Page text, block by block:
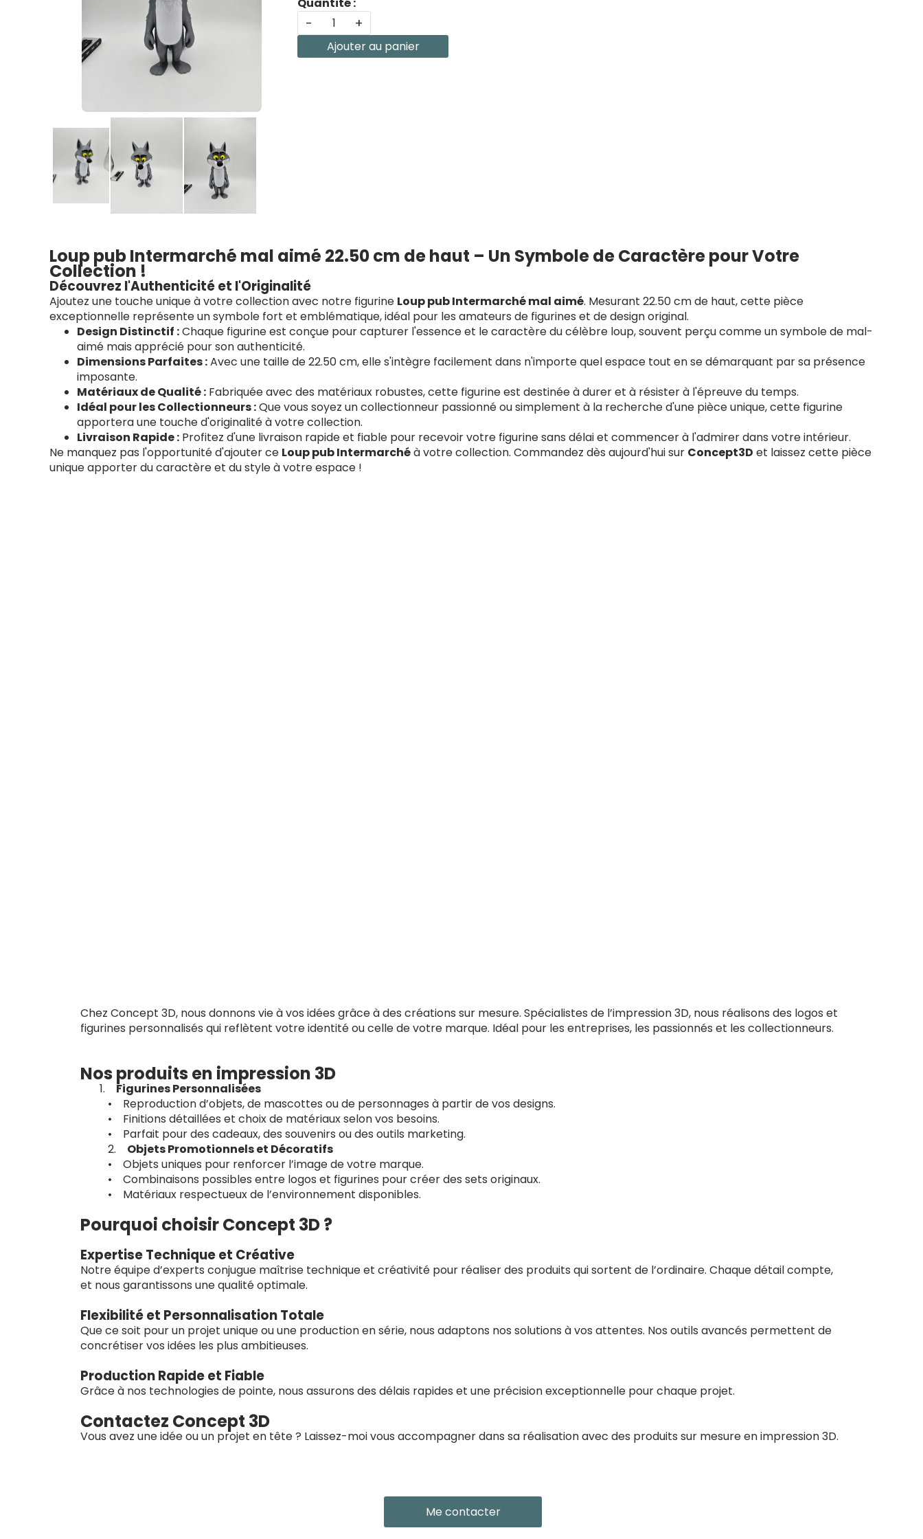
- +
Ajouter au panier
Loup pub Intermarché mal aimé 22.50 cm de haut – Un Symbole de Caractère pour Votre
Collection !
Découvrez l'Authenticité et l'Originalité
Ajoutez une touche unique à votre collection avec notre figurine Loup pub Intermarché mal aimé. Mesurant 22.50 cm de haut, cette pièce
exceptionnelle représente un symbole fort et emblématique, idéal pour les amateurs de figurines et de design original.
Design Distinctif :Chaque figurine est conçue pour capturer l'essence et le caractère du célèbre loup, souvent perçu comme un symbole de mal-
aimé mais apprécié pour son authenticité.
Dimensions Parfaites :Avec une taille de 22.50 cm, elle s'intègre facilement dans n'importe quel espace tout en se démarquant par sa présence
imposante.
Matériaux de Qualité : Fabriquée avec des matériaux robustes, cette figurine est destinée à durer et à résister à l'épreuve du temps.
Idéal pour les Collectionneurs :Que vous soyez un collectionneur passionné ou simplement à la recherche d'une pièce unique, cette figurine
apportera une touche d'originalité à votre collection.
Livraison Rapide : Profitez d'une livraison rapide et fiable pour recevoir votre figurine sans délai et commencer à l'admirer dans votre intérieur.
Ne manquez pas l'opportunité d'ajouter ce Loup pub Intermarchéà votre collection. Commandez dès aujourd'hui sur Concept3D et laissez cette pièce
unique apporter du caractère et du style à votre espace !
Chez Concept 3D, nous donnons vie à vos idées grâce à des créations sur mesure. Spécialistes de l’impression 3D, nous réalisons des logos et
figurines personnalisés qui reflètent votre identité ou celle de votre marque. Idéal pour les entreprises, les passionnés et les collectionneurs.
Nos produits en impression 3D
Figurines Personnalisées
• Reproduction d’objets, de mascottes ou de personnages à partir de vos designs.
• Finitions détaillées et choix de matériaux selon vos besoins.
• Parfait pour des cadeaux, des souvenirs ou des outils marketing.
2. Objets Promotionnels et Décoratifs
• Objets uniques pour renforcer l’image de votre marque.
• Combinaisons possibles entre logos et figurines pour créer des sets originaux.
• Matériaux respectueux de l’environnement disponibles.
Pourquoi choisir Concept 3D ?
Expertise Technique et Créative
Notre équipe d’experts conjugue maîtrise technique et créativité pour réaliser des produits qui sortent de l’ordinaire. Chaque détail compte,
et nous garantissons une qualité optimale.
Flexibilité et Personnalisation Totale
Que ce soit pour un projet unique ou une production en série, nous adaptons nos solutions à vos attentes. Nos outils avancés permettent de
concrétiser vos idées les plus ambitieuses.
Production Rapide et Fiable
Grâce à nos technologies de pointe, nous assurons des délais rapides et une précision exceptionnelle pour chaque projet.
Contactez Concept 3D
Vous avez une idée ou un projet en tête ? Laissez-moi vous accompagner dans sa réalisation avec des produits sur mesure en impression 3D.
Me contacter